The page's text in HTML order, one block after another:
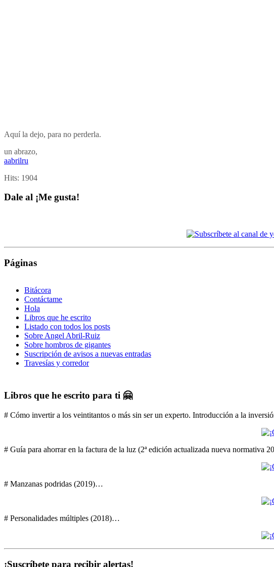
Aquí la dejo, para no perderla.
un abrazo,
aabrilru
Hits: 1904
Dale al ¡Me gusta!
Páginas
Bitácora
Contáctame
Hola
Libros que he escrito
Listado con todos los posts
Sobre Angel Abril-Ruiz
Sobre hombros de gigantes
Suscripción de avisos a nuevas entradas
Travesías y corredor
Libros que he escrito para ti 🤗
# Cómo invertir a los veintitantos o más sin ser un experto. Introducción a la
# Guía para ahorrar en la factura de la luz (2ª edición actualizada nueva normativa
# Manzanas podridas (2019)…
# Personalidades múltiples (2018)…
¡Suscríbete para recibir alertas!